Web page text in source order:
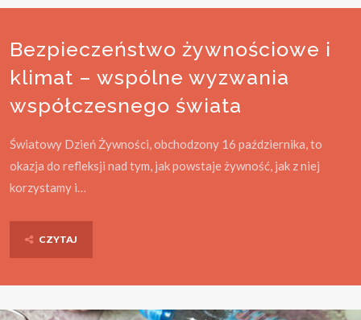
Bezpieczeństwo żywnościowe i
klimat – wspólne wyzwania
współczesnego świata
Światowy Dzień Żywności, obchodzony 16 października, to
okazja do refleksji nad tym, jak powstaje żywność, jak z niej
korzystamy i…
CZYTAJ